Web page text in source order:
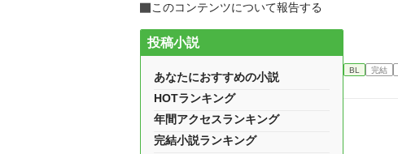
BL 完結
このコンテンツについて報告する
投稿小説
あなたにおすすめの小説
HOTランキング
年間アクセスランキング
完結小説ランキング